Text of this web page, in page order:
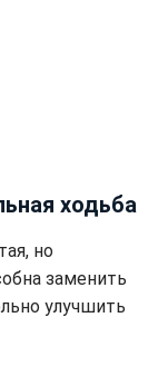
ходьба
но
заменить
улучшить